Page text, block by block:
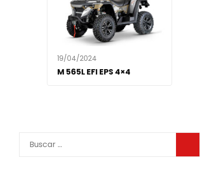
19/04/2024
M 565L EFI EPS 4×4